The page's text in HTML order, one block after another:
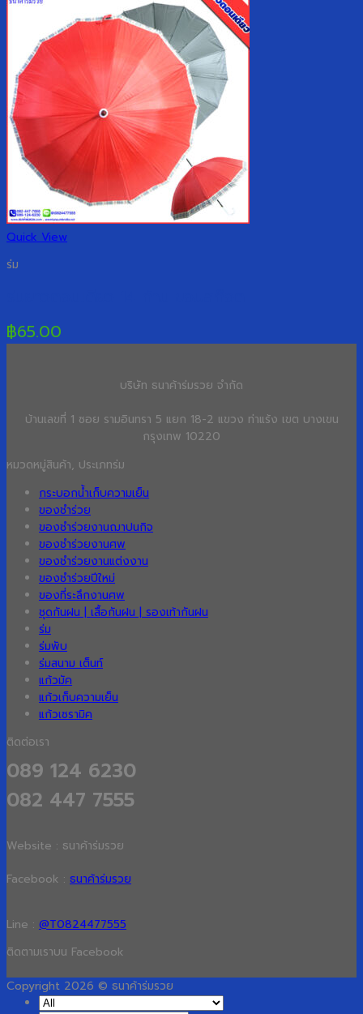
Quick View
ร่ม
฿65.00
บริษัท ธนาค้าร่มรวย จำกัด
บ้านเลขที่ 1 ซอย รามอินทรา 5 แยก 18-2 แขวง ท่าแร้ง เขต บางเขน
กรุงเทพ 10220
หมวดหมู่สินค้า, ประเภทร่ม
กระบอกน้ำเก็บความเย็น
ของชำร่วย
ของชำร่วยงานฌาปนกิจ
ของชำร่วยงานศพ
ของชำร่วยงานแต่งงาน
ของชำร่วยปีใหม่
ของที่ระลึกงานศพ
ชุดกันฝน | เสื้อกันฝน | รองเท้ากันฝน
ร่ม
ร่มพับ
ร่มสนาม เต็นท์
แก้วมัค
แก้วเก็บความเย็น
แก้วเซรามิค
ติดต่อเรา
089 124 6230
082 447 7555
Website : ธนาค้าร่มรวย
Facebook : ธนาค้าร่มรวย
Line : @T0824477555
ติดตามเราบน Facebook
Copyright 2026 © ธนาค้าร่มรวย